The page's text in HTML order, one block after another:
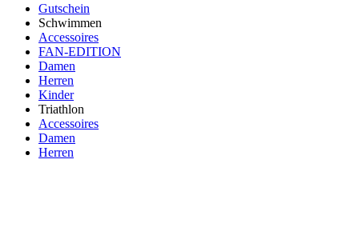
Gutschein
Schwimmen
Accessoires
FAN-EDITION
Damen
Herren
Kinder
Triathlon
Accessoires
Damen
Herren